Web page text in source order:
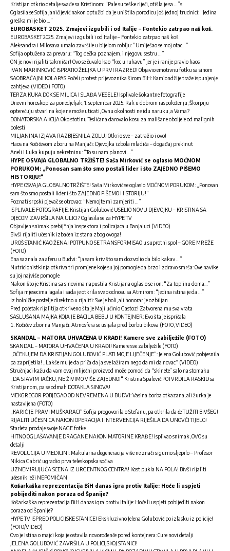
Kristijan otkrio detalje svađe sa Kristinom: “Pale su teške riječi, otišla je sa …”s
Oglasila se Sofija Janićijević nakon optužbi da je uništila porodicu još jednoj trudnici: “Jedina
greška mi je bio …”
EUROBASKET 2025. Zmajevi izgubili i od Italije – Fontekio zatrpao naš koš.
EUROBASKET 2025. Zmajevi izgubili i od Italije – Fontekio zatrpao naš koš
Aleksandra i Milosava umalo završile u bijelom roblju: “Umiješao se moj otac…”
Sofija optužena za prevaru: “Tog dečka poznajem, i njegovu sestru …”
ON je novi rijaliti takmičar! Ovo se čuvalo kao “kec u rukavu” jer je i ranije pravio haos
IVAN MARINKOVIĆ ISPRATIO ŽELJKA U PRVI RAZRED! Objavio emotivnu fotku sa sinom
SAOBRAĆAJNI KOLAPAS Počeli protest prijevoznika širom BiH: Kamiondžije traže ispunjenje
zahtjeva (VIDEO i FOTO)
TERZA KUKA DOK SE MILICA I SLAĐA VESELE! Isplivale šokantne fotografije
Dnevni horoskop za ponedjeljak, 1. septembar 2025: Rak u dobrom raspoloženju, Škorpiju
opterećuju stvari na koje ne može uticati, Ovnu okolnosti ne idu naruku, a Vama?
DONATORSKA AKCIJA Oko stotinu Teslićana darovalo kosu za mališane oboljele od malignih
bolesti
MILJANINA IZJAVA RAZBJESNILA ZOLU! Otkrio sve – zatražio i ovo!
Haos na Kočićevom zboru na Manjači: Djevojka izbola mladića – događaj prekinut
Aneli i Luka kupuju nekretninu: “To su nam planovi …”
HYPE OSVAJA GLOBALNO TRŽIŠTE! Saša Mirković se oglasio MOĆNOM
PORUKOM: „Ponosan sam što smo postali lider i što ZAJEDNO PIŠEMO
HISTORIJU!“
HYPE OSVAJA GLOBALNO TRŽIŠTE! Saša Mirković se oglasio MOĆNOM PORUKOM: „Ponosan
sam što smo postali lider i što ZAJEDNO PIŠEMO HISTORIJU!“
Poznati srpski pjevač se otrovao: “Nemojte mi zamjeriti …”
ISPLIVALE FOTOGRAFIJE: Kristijan Golubović USELIO NOVU DJEVOJKU – KRISTINA SA
DJECOM ZAVRŠILA NA ULICI? Oglasila se za HYPE TV
Objavljen snimak prebij*nja inspektora i policajaca u Banjaluci (VIDEO)
Bivši rijaliti učesnik izbačen iz stana zbog ovoga!
UROŠ STANIĆ KAO ŽENA! POTPUNO SE TRANSFORMISAO u suprotni spol – GORE MREŽE
(FOTO)
Ena saznala za aferu u Budvi: “Ja sam kriv što sam dozvolio da bilo kakav …”
Nutricionistkinja otkriva tri promjene koje su joj pomogle da brzo i zdravo smrša: Ove navike
su joj najviše pomogle
Nakon što je Kristina sa sinovima napustila Kristijana oglasio se i on: “Za toplinu doma…”
Sofija mjesecima lagala i sada je otkrila sve o odnosu sa Atmirom: “Jedina istina je da …”
Iz bolničke postelje direktno u rijaliti: Sve je boli, ali honorar je ozbiljan
Pred početak rijalitija otkriveno šta je Maji učinio Gastoz! Zatvorena mu sva vrata
SASLUŠANA MAJKA KOJA JE BACILA BEBU U KONTEJNER: Evo šta je ispričala
Kočićev zbor na Manjači: Atmosfera se usijala pred borbu bikova (FOTO, VIDEO)
SKANDAL – MATORA UHVAĆENA U KRAĐI! Kamere sve zabilježile (FOTO)
SKANDAL – MATORA UHVAĆENA U KRAĐI! Kamere sve zabilježile (FOTO)
„OČEKUJEM DA KRISTIJAN GOLUBOVIĆ PLATI MOJE LIJEČENJE“: Jelena Golubović pobjesnila
pa zaprijetila! „Lakše mu je da priča da ja sve lažiram nego da mi da novac“ (VIDEO)
Stručnjaci kažu da vam ovaj mliječni proizvod može pomoći da “skinete” salo na stomaku
„DA STAVIM TAČKU, NE ŽIVIMO VIŠE ZAJEDNO!“ Kristina Spalević POTVRDILA RASKID sa
Kristijanom, pa se odmah DOTAKLA SINOVA!
MEKGREGOR POBJEGAO OD NEVREMENA U BUDVI: Vasina borba otkazana, ali žurka je
nastavljena (FOTO)
„KARIĆ JE PRAVI MUŠKARAC!“ Sofija progovorila o Stefanu, pa otkrila da će TUŽITI BIVŠEG!
RIJALITI UČESNICA NAKON OPERACIJA I INTERVENCIJA RIJEŠILA DA UNOVČI TIJELO!
Starleta prodaje svoje NAGE fotke
HITNO OGLAŠAVANJE DRAGANE NAKON MATORINE KRAĐE! Isplivao snimak, OVO su
detalji
REVOLUCIJA U MEDICINI: Makularna degeneracija više ne znači sigurno sljepilo – Profesor
Nikica Gabrić ugradio prva teleskopska sočiva
UZNEMIRUJUĆA SCENA IZ URGENTNOG CENTRA! Kost pukla NA POLA! Bivši rijaliti
učesnik leži NEPOMIČAN
Košarkaška reprezentacija BiH danas igra protiv Italije: Hoće li uspjeti
pobijediti nakon poraza od Španije?
Košarkaška reprezentacija BiH danas igra protiv Italije: Hoće li uspjeti pobijediti nakon
poraza od Španije?
HYPE TV ISPRED POLICIJSKE STANICE! Ekskluzivno Jelena Golubović po izlasku iz policije!
(FOTO/VIDEO)
Ovo je istina o majci koja je ostavila novorođenče pored kontejnera: Cure novi detalji
JELENA GOLUBOVIĆ ZAVRŠILA U POLICIJSKOJ STANICI!